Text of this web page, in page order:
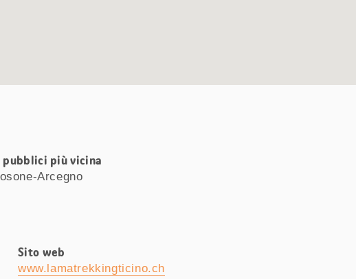
più vicina
Arcegno
Sito web
www.lamatrekkingticino.ch